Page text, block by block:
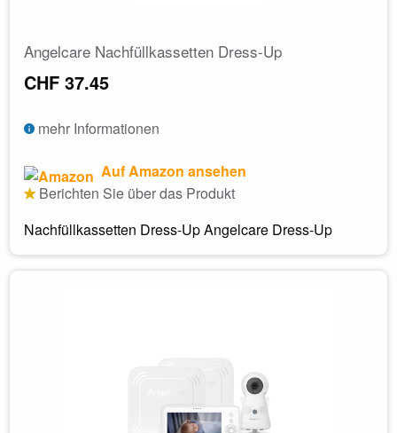
Angelcare Nachfüllkassetten Dress-Up
CHF 37.45
mehr Informationen
Auf Amazon ansehen
Berichten Sie über das Produkt
Nachfüllkassetten Dress-Up Angelcare Dress-Up